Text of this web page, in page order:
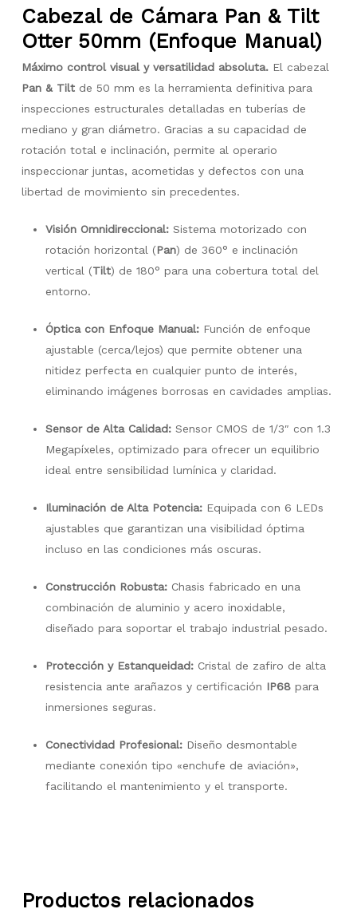
Cabezal de Cámara Pan & Tilt
Otter 50mm (Enfoque Manual)
Máximo control visual y versatilidad absoluta.El cabezal
Pan & Tiltde 50 mm es la herramienta definitiva para
inspecciones estructurales detalladas en tuberías de
mediano y gran diámetro. Gracias a su capacidad de
rotación total e inclinación, permite al operario
inspeccionar juntas, acometidas y defectos con una
libertad de movimiento sin precedentes.
Visión Omnidireccional:Sistema motorizado con
rotación horizontal (Pan) de 360° e inclinación
vertical (Tilt) de 180° para una cobertura total del
entorno.
Óptica con Enfoque Manual:Función de enfoque
ajustable (cerca/lejos) que permite obtener una
nitidez perfecta en cualquier punto de interés,
eliminando imágenes borrosas en cavidades amplias.
Sensor de Alta Calidad:Sensor CMOS de 1/3″ con 1.3
Megapíxeles, optimizado para ofrecer un equilibrio
ideal entre sensibilidad lumínica y claridad.
Iluminación de Alta Potencia:Equipada con 6 LEDs
ajustables que garantizan una visibilidad óptima
incluso en las condiciones más oscuras.
Construcción Robusta:Chasis fabricado en una
combinación de aluminio y acero inoxidable,
diseñado para soportar el trabajo industrial pesado.
Protección y Estanqueidad:Cristal de zafiro de alta
resistencia ante arañazos y certificación IP68para
inmersiones seguras.
Conectividad Profesional:Diseño desmontable
mediante conexión tipo «enchufe de aviación»,
facilitando el mantenimiento y el transporte.
Productos relacionados